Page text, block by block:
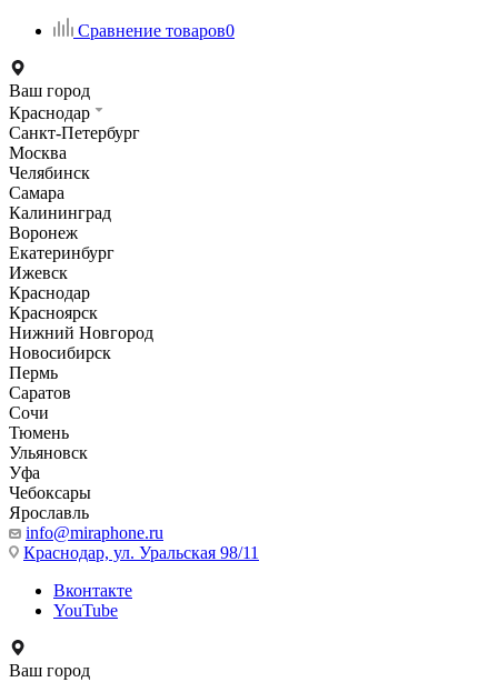
Сравнение товаров0
Ваш город
Краснодар
Санкт-Петербург
Москва
Челябинск
Самара
Калининград
Воронеж
Екатеринбург
Ижевск
Краснодар
Красноярск
Нижний Новгород
Новосибирск
Пермь
Саратов
Сочи
Тюмень
Ульяновск
Уфа
Чебоксары
Ярославль
info@miraphone.ru
Краснодар, ул. Уральская 98/11
Вконтакте
YouTube
Ваш город